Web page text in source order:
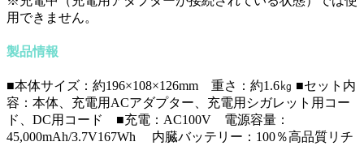
用できません。
製品情報
■本体サイズ：約196×108×126mm 重さ：約1.6㎏ ■セット内
容：本体、充電用ACアダプター、充電用シガレット用コー
ド、DC用コード ■充電：AC100V 電源容量：
45,000mAh/3.7V167Wh 内臓バッテリー：100％高品質リチ